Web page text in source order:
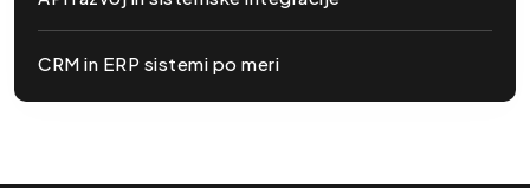
CRM in ERP sistemi po meri